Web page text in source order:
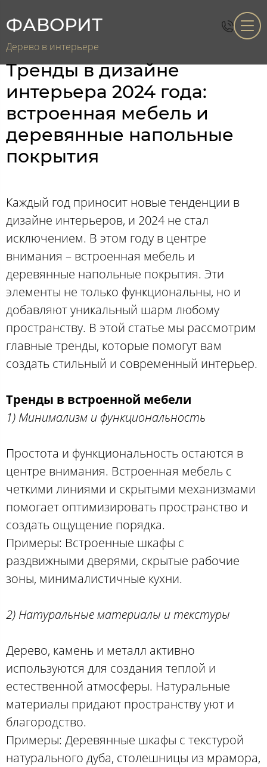
ФАВОРИТ
Дерево в интерьере
Тренды в дизайне
интерьера 2024 года:
встроенная мебель и
деревянные напольные
покрытия
Каждый год приносит новые тенденции в
дизайне интерьеров, и 2024 не стал
исключением. В этом году в центре
внимания – встроенная мебель и
деревянные напольные покрытия. Эти
элементы не только функциональны, но и
добавляют уникальный шарм любому
пространству. В этой статье мы рассмотрим
главные тренды, которые помогут вам
создать стильный и современный интерьер.
Тренды в встроенной мебели
1) Минимализм и функциональность
Простота и функциональность остаются в
центре внимания. Встроенная мебель с
четкими линиями и скрытыми механизмами
помогает оптимизировать пространство и
создать ощущение порядка.
Примеры: Встроенные шкафы с
раздвижными дверями, скрытые рабочие
зоны, минималистичные кухни.
2) Натуральные материалы и текстуры
Дерево, камень и металл активно
используются для создания теплой и
естественной атмосферы. Натуральные
материалы придают пространству уют и
благородство.
Примеры: Деревянные шкафы с текстурой
натурального дуба, столешницы из мрамора,